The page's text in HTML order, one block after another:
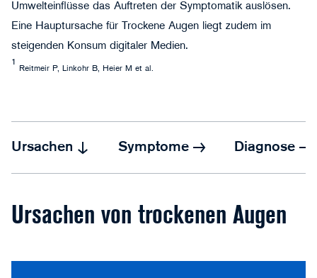
Umwelteinflüsse das Auftreten der Symptomatik auslösen.
Eine Hauptursache für Trockene Augen liegt zudem im
steigenden Konsum digitaler Medien.
1
Reitmeir P, Linkohr B, Heier M et al.
©andrei310 - stock.adobe.com
Ursachen Symptome Diagnose
Ursachen von trockenen Augen